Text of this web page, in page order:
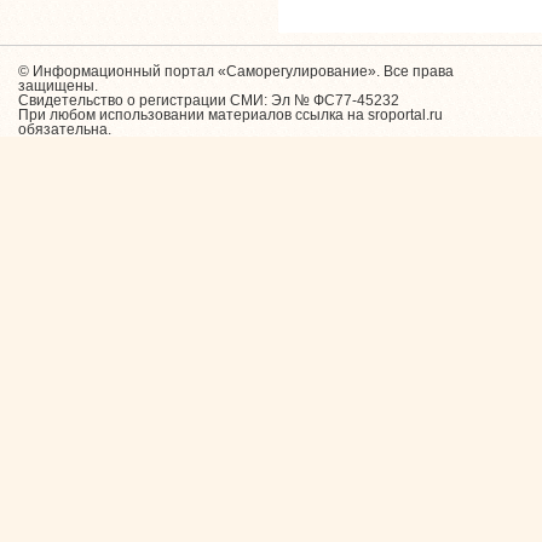
© Информационный портал «Саморегулирование». Все права
защищены.
Свидетельство о регистрации СМИ: Эл № ФС77-45232
При любом использовании материалов ссылка на sroportal.ru
обязательна.